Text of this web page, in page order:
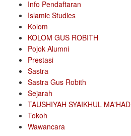
Info Pendaftaran
Islamic Studies
Kolom
KOLOM GUS ROBITH
Pojok Alumni
Prestasi
Sastra
Sastra Gus Robith
Sejarah
TAUSHIYAH SYAIKHUL MA'HAD
Tokoh
Wawancara